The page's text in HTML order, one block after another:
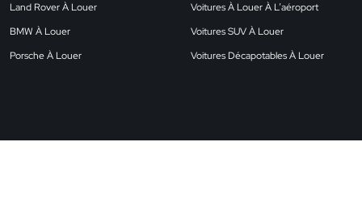
Land Rover À Louer
BMW À Louer
Porsche À Louer
Voitures À Louer À L’aéroport
Voitures SUV À Louer
Voitures Décapotables À Louer